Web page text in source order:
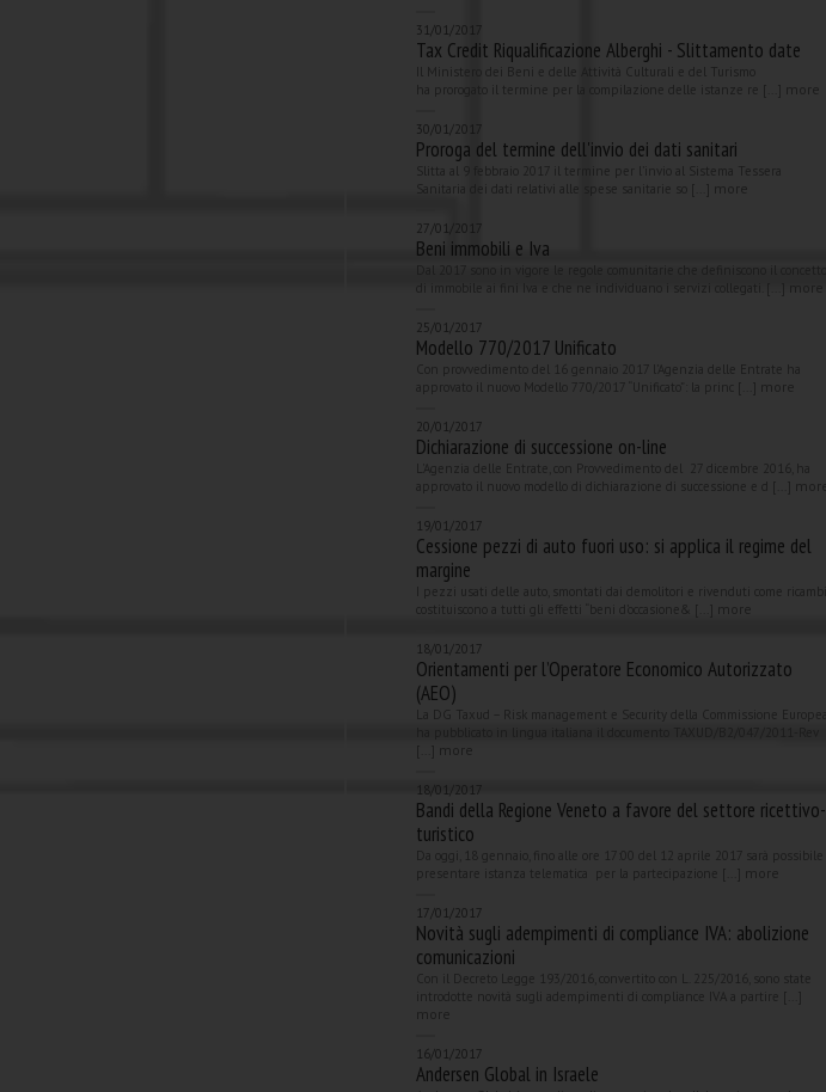
31/01/2017
Tax Credit Riqualificazione Alberghi - Slittamento date
Il Ministero dei Beni e delle Attività Culturali e del Turismo
ha prorogato il termine per la compilazione delle istanze re [...] more
30/01/2017
Proroga del termine dell'invio dei dati sanitari
Slitta al 9 febbraio 2017 il termine per l’invio al Sistema Tessera
Sanitaria dei dati relativi alle spese sanitarie so [...] more
27/01/2017
Beni immobili e Iva
25/01/2017
Modello 770/2017 Unificato
Con provvedimento del 16 gennaio 2017 l’Agenzia delle Entrate ha
approvato il nuovo Modello 770/2017 “Unificato”: la princ [...] more
20/01/2017
Dichiarazione di successione on-line
L'Agenzia delle Entrate, con Provvedimento del 27 dicembre 2016, ha
approvato il nuovo modello di dichiarazione di successione e d [...] more
19/01/2017
Cessione pezzi di auto fuori uso: si applica il regime del
margine
I pezzi usati delle auto, smontati dai demolitori e rivenduti come ricambi,
costituiscono a tutti gli effetti “beni d’occasione& [...] more
18/01/2017
Orientamenti per l’Operatore Economico Autorizzato
(AEO)
La DG Taxud – Risk management e Security della Commissione Europea
18/01/2017
Bandi della Regione Veneto a favore del settore ricettivo-
turistico
Da oggi, 18 gennaio, fino alle ore 17:00 del 12 aprile 2017 sarà possibile
presentare istanza telematica per la partecipazione [...] more
17/01/2017
Novità sugli adempimenti di compliance IVA: abolizione
comunicazioni
Con il Decreto Legge 193/2016, convertito con L. 225/2016, sono state
introdotte novità sugli adempimenti di compliance IVA a partire [...]
more
16/01/2017
Andersen Global in Israele